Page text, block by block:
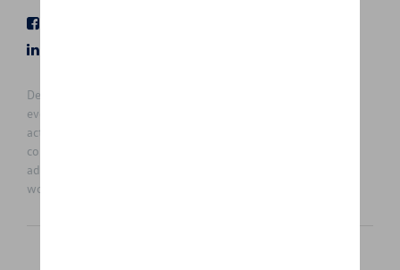
De prijzen op deze site zijn adviesprijzen (incl. btw), exclusief
eventuele installatiekosten. Voor meer informatie over de
actuele verkoopprijs en de eventuele installatiekosten kunt u
contact opnemen met uw concessiehouder / agent. De
adviesprijzen kunnen zonder voorafgaande kennisgeving
worden gewijzigd.